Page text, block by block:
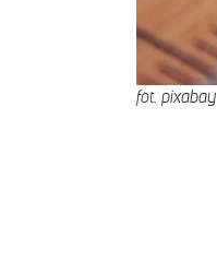
fot. pixabay